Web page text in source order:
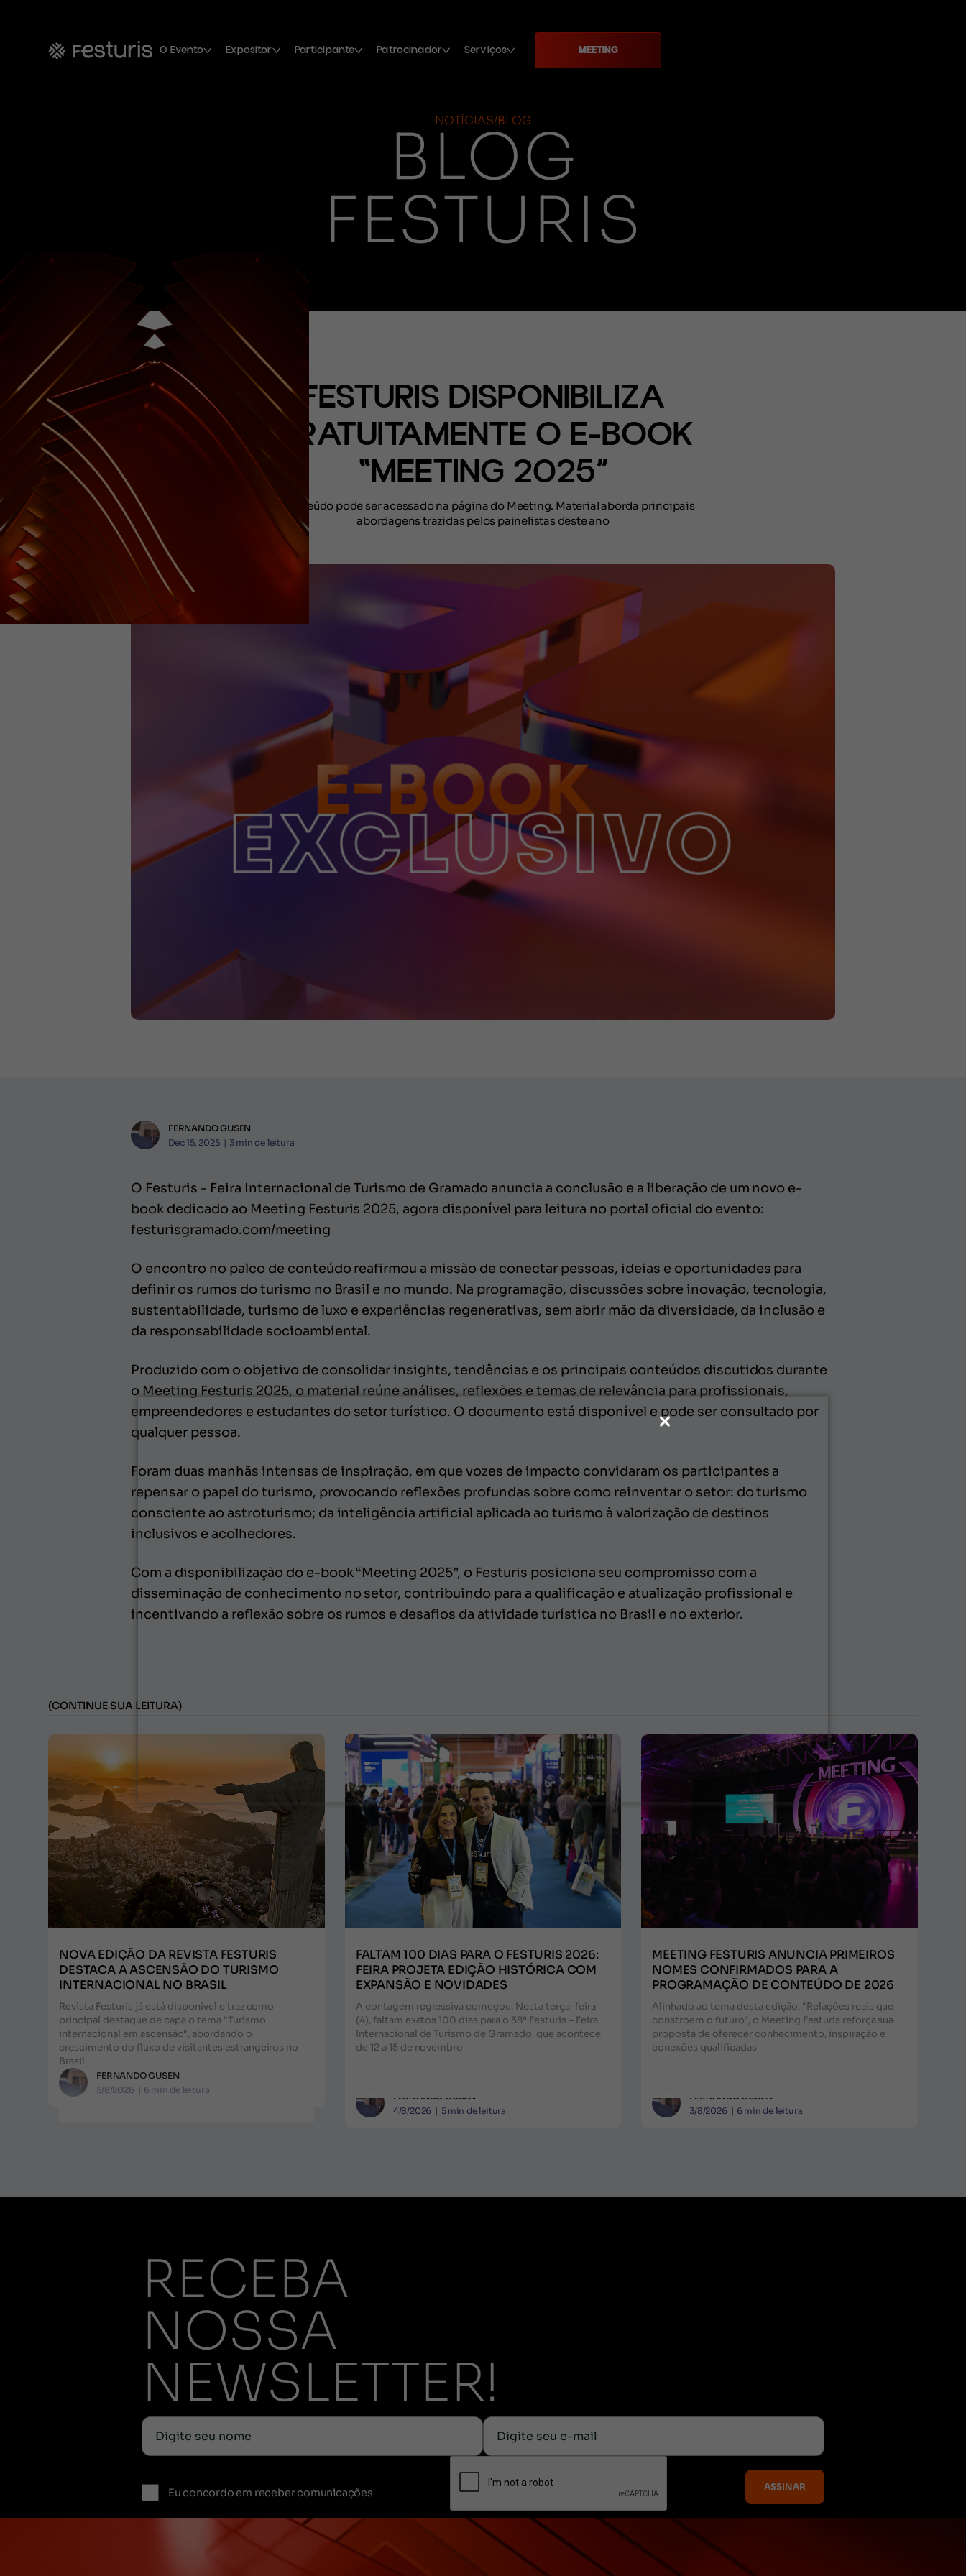
O Evento Expositor Participante Patrocinador Serviços MEETING
NOTÍCIAS/BLOG
BLOG
FESTURIS
FESTURIS DISPONIBILIZA
GRATUITAMENTE O E-BOOK
“MEETING 2025”
O conteúdo pode ser acessado na página do Meeting. Material aborda principais
abordagens trazidas pelos painelistas deste ano
FERNANDO GUSEN
Dec 15, 2025 | 3 min de leitura
O Festuris - Feira Internacional de Turismo de Gramado anuncia a conclusão e a liberação de um novo e-
book dedicado ao Meeting Festuris 2025, agora disponível para leitura no portal oficial do evento:
festurisgramado.com/meeting
O encontro no palco de conteúdo reafirmou a missão de conectar pessoas, ideias e oportunidades para
definir os rumos do turismo no Brasil e no mundo. Na programação, discussões sobre inovação, tecnologia,
sustentabilidade, turismo de luxo e experiências regenerativas, sem abrir mão da diversidade, da inclusão e
da responsabilidade socioambiental.
Produzido com o objetivo de consolidar insights, tendências e os principais conteúdos discutidos durante
o Meeting Festuris 2025, o material reúne análises, reflexões e temas de relevância para profissionais,
empreendedores e estudantes do setor turístico. O documento está disponível e pode ser consultado por
qualquer pessoa.
Foram duas manhãs intensas de inspiração, em que vozes de impacto convidaram os participantes a
repensar o papel do turismo, provocando reflexões profundas sobre como reinventar o setor: do turismo
consciente ao astroturismo; da inteligência artificial aplicada ao turismo à valorização de destinos
inclusivos e acolhedores.
Com a disponibilização do e-book “Meeting 2025”, o Festuris posiciona seu compromisso com a
disseminação de conhecimento no setor, contribuindo para a qualificação e atualização profissional e
incentivando a reflexão sobre os rumos e desafios da atividade turística no Brasil e no exterior.
(CONTINUE SUA LEITURA)
NOVA EDIÇÃO DA REVISTA FESTURIS
DESTACA A ASCENSÃO DO TURISMO
INTERNACIONAL NO BRASIL
Revista Festuris já está disponível e traz como
principal destaque de capa o tema "Turismo
internacional em ascensão", abordando o
crescimento do fluxo de visitantes estrangeiros no
Brasil
FERNANDO GUSEN
5/8/2026 | 6 min de leitura
FALTAM 100 DIAS PARA O FESTURIS 2026:
FEIRA PROJETA EDIÇÃO HISTÓRICA COM
EXPANSÃO E NOVIDADES
A contagem regressiva começou. Nesta terça-feira
(4), faltam exatos 100 dias para o 38º Festuris – Feira
Internacional de Turismo de Gramado, que acontece
de 12 a 15 de novembro
FERNANDO GUSEN
4/8/2026 | 5 min de leitura
MEETING FESTURIS ANUNCIA PRIMEIROS
NOMES CONFIRMADOS PARA A
PROGRAMAÇÃO DE CONTEÚDO DE 2026
Alinhado ao tema desta edição, "Relações reais que
constroem o futuro", o Meeting Festuris reforça sua
proposta de oferecer conhecimento, inspiração e
conexões qualificadas
FERNANDO GUSEN
3/8/2026 | 6 min de leitura
RECEBA
NOSSA
NEWSLETTER!
Eu concordo em receber comunicações